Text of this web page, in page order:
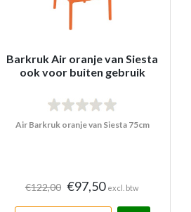
Barkruk Air oranje van Siesta
ook voor buiten gebruik
Air Barkruk oranje van Siesta 75cm
€122,00 €97,50 excl. btw